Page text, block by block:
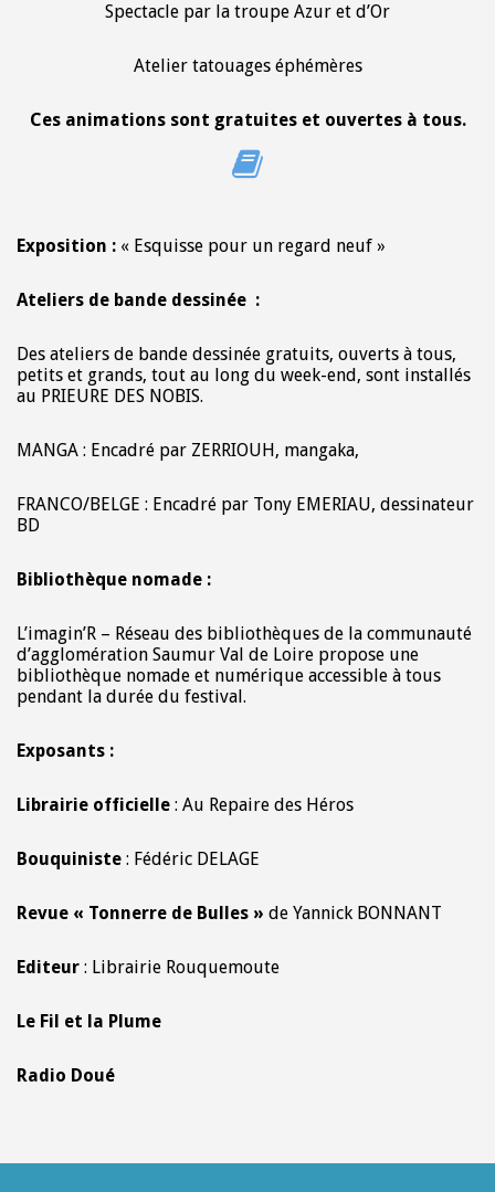
Spectacle par la troupe Azur et d’Or
Atelier tatouages éphémères
Ces animations sont gratuites et ouvertes à tous.
Exposition : « Esquisse pour un regard neuf »
Ateliers de bande dessinée :
Des ateliers de bande dessinée gratuits, ouverts à tous,
petits et grands, tout au long du week-end, sont installés
au PRIEURE DES NOBIS.
MANGA : Encadré par ZERRIOUH, mangaka,
FRANCO/BELGE : Encadré par Tony EMERIAU, dessinateur
BD
Bibliothèque nomade :
L’imagin’R – Réseau des bibliothèques de la communauté
d’agglomération Saumur Val de Loire propose une
bibliothèque nomade et numérique accessible à tous
pendant la durée du festival.
Exposants :
Librairie officielle : Au Repaire des Héros
Bouquiniste : Fédéric DELAGE
Revue « Tonnerre de Bulles » de Yannick BONNANT
Editeur : Librairie Rouquemoute
Le Fil et la Plume
Radio Doué